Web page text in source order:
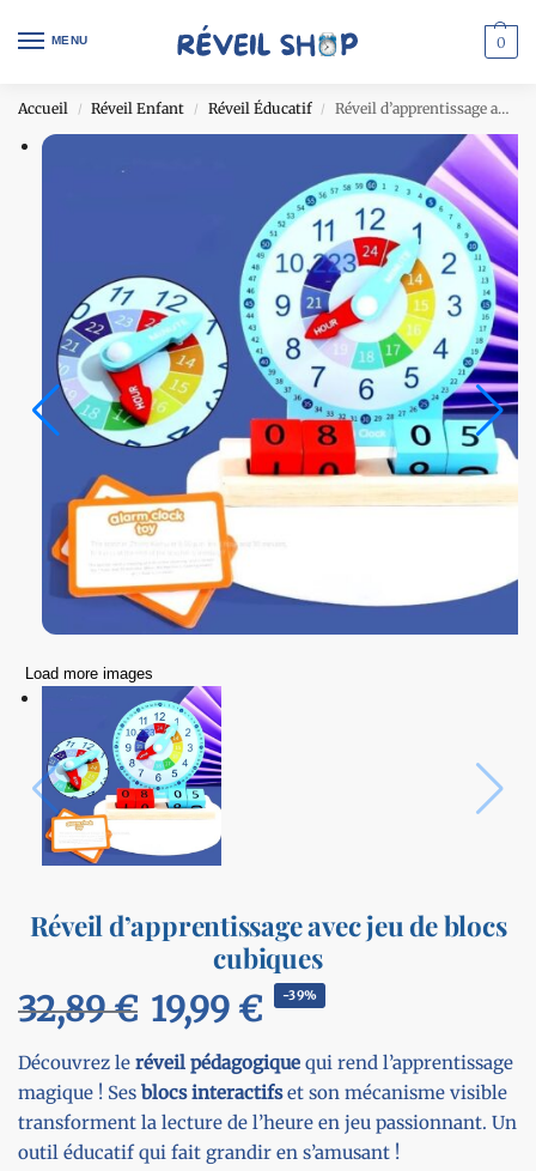
MENU 0
Accueil / Réveil Enfant / Réveil Éducatif / Réveil d’apprentissage avec jeu de blocs cubiques
Load more images
Réveil d’apprentissage avec jeu de blocs
cubiques
32,89€ 19,99 € -39%
Découvrez le réveil pédagogique qui rend l’apprentissage
magique ! Ses blocs interactifset son mécanisme visible
transforment la lecture de l’heure en jeu passionnant. Un
outil éducatif qui fait grandir en s’amusant !